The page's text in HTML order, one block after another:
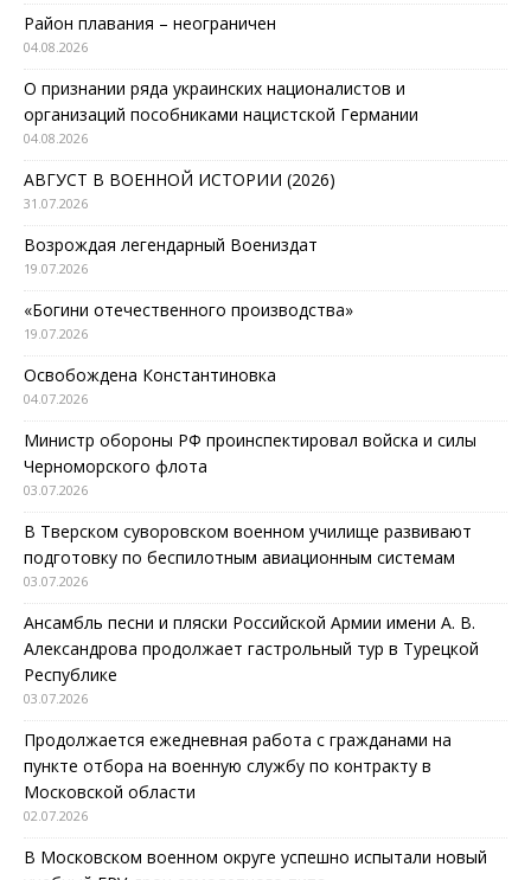
Район плавания – неограничен
04.08.2026
О признании ряда украинских националистов и
организаций пособниками нацистской Германии
04.08.2026
АВГУСТ В ВОЕННОЙ ИСТОРИИ (2026)
31.07.2026
Возрождая легендарный Воениздат
19.07.2026
«Богини отечественного производства»
19.07.2026
Освобождена Константиновка
04.07.2026
Министр обороны РФ проинспектировал войска и силы
Черноморского флота
03.07.2026
В Тверском суворовском военном училище развивают
подготовку по беспилотным авиационным системам
03.07.2026
Ансамбль песни и пляски Российской Армии имени А. В.
Александрова продолжает гастрольный тур в Турецкой
Республике
03.07.2026
Продолжается ежедневная работа с гражданами на
пункте отбора на военную службу по контракту в
Московской области
02.07.2026
В Московском военном округе успешно испытали новый